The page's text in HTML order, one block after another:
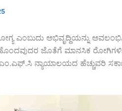
ಎಂಬುದು ಅಭಿವೃದ್ದಿಯನ್ನು
ಜೊತೆಗೆ ಮಾನಸಿಕ
ನ್ಯಾಯಾಲಯದ ಹೆಚ್ಚುವರಿ